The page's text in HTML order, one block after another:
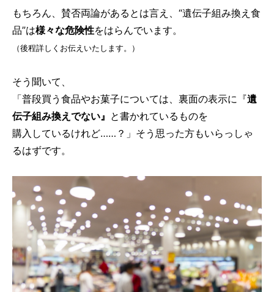
もちろん、賛否両論があるとは言え、“遺伝子組み換え食
品”は様々な危険性をはらんでいます。
（後程詳しくお伝えいたします。）
そう聞いて、
「普段買う食品やお菓子については、裏面の表示に『遺
伝子組み換えでない』 と書かれているものを
購入しているけれど……？」そう思った方もいらっしゃ
るはずです。